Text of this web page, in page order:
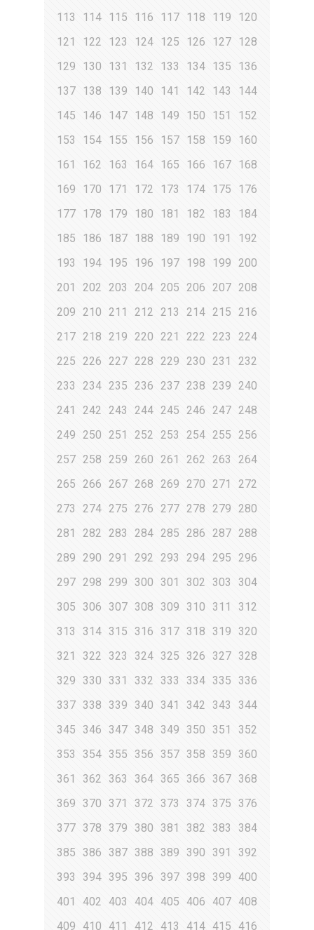
113
114 115 116 117 118 119
120
121
122 123 124 125 126 127 128
129
130 131 132 133 134 135
136
137 138 139 140 141 142 143
144
145
146 147 148 149 150 151
152
153
154 155 156 157 158 159
160
161
162 163 164 165 166 167 168
169
170 171 172 173 174 175
176
177 178 179 180 181 182 183
184
185
186 187 188 189 190 191
192
193
194 195 196 197 198 199
200
201
202 203 204 205 206 207 208
209
210 211 212 213 214 215
216
217 218 219 220 221 222 223
224
225
226 227 228 229 230 231
232
233
234 235 236 237 238 239
240
241
242 243 244 245 246 247 248
249
250 251 252 253 254 255
256
257 258 259 260 261 262 263
264
265
266 267 268 269 270 271
272
273
274 275 276 277 278 279
280
281
282 283 284 285 286 287 288
289
290 291 292 293 294 295
296
297 298 299 300 301 302 303
304
305
306 307 308 309 310 311
312
313
314 315 316 317 318 319
320
321
322 323 324 325 326 327 328
329
330 331 332 333 334 335
336
337 338 339 340 341 342 343
344
345
346 347 348 349 350 351
352
353
354 355 356 357 358 359 360
361
362 363 364 365 366 367 368
369
370 371 372 373 374 375 376
377 378 379 380 381 382 383
384
385
386 387 388 389 390 391
392
393
394 395 396 397 398 399
400
401
402 403 404 405 406 407 408
409
410 411 412 413 414 415 416